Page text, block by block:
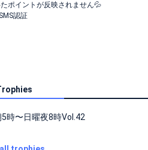
ポイントが反映されません💦
認証
時〜日曜夜8時Vol.42